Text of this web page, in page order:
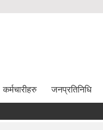
कर्मचारीहरु जनप्रतिनिधि